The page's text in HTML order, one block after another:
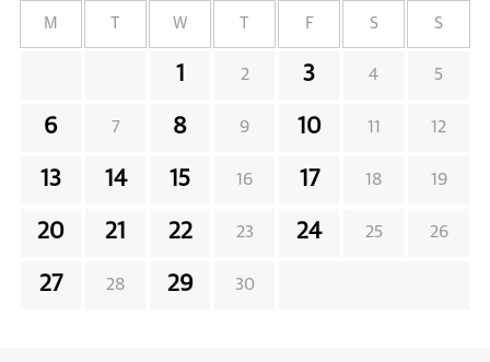
M W F S S
1 2 3 4 5
6 7 8 9 10 11 12
13 14 15 16 17 18 19
20 21 22 23 24 25 26
27 28 29 30